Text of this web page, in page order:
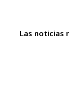
Las noticias